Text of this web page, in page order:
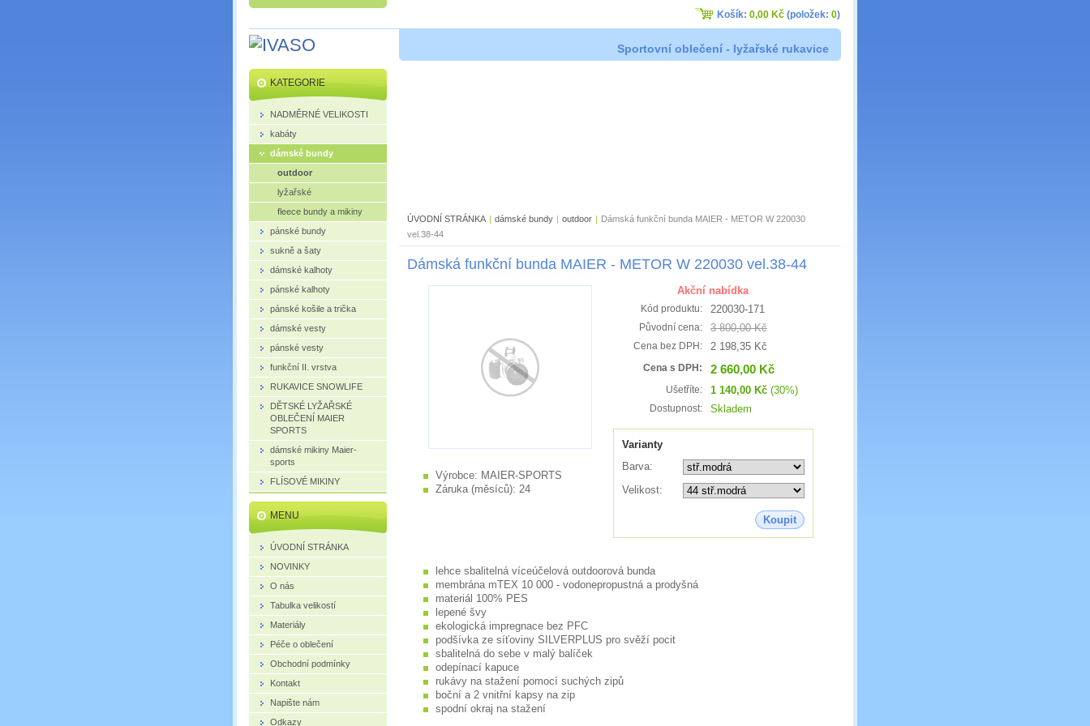
Sportovní oblečení - lyžařské rukavice
ÚVODNÍ STRÁNKA | dámské bundy | outdoor | Dámská funkční bunda MAIER - METOR W 220030
vel.38-44
Dámská funkční bunda MAIER - METOR W 220030 vel.38-44
Výrobce: MAIER-SPORTS
Záruka (měsíců): 24
Akční nabídka
Kód produktu: 220030-171
Původní cena: 3 800,00 Kč
Cena bez DPH: 2 198,35 Kč
Cena s DPH: 2 660,00 Kč
Ušetříte: 1 140,00 Kč (30%)
Dostupnost: Skladem
Varianty
Barva:
Velikost:
Koupit
lehce sbalitelná víceúčelová outdoorová bunda
membrána mTEX 10 000 - vodonepropustná a prodyšná
materiál 100% PES
lepené švy
ekologická impregnace bez PFC
podšívka ze síťoviny SILVERPLUS pro svěží pocit
sbalitelná do sebe v malý balíček
odepínací kapuce
rukávy na stažení pomocí suchých zipů
boční a 2 vnitřní kapsy na zip
spodní okraj na stažení
KATEGORIE
NADMĚRNÉ VELIKOSTI
kabáty
dámské bundy
outdoor
lyžařské
fleece bundy a mikiny
pánské bundy
sukně a šaty
dámské kalhoty
pánské kalhoty
pánské košile a trička
dámské vesty
pánské vesty
funkční II. vrstva
RUKAVICE SNOWLIFE
DĚTSKÉ LYŽAŘSKÉ
OBLEČENÍ MAIER
SPORTS
dámské mikiny Maier-
sports
FLÍSOVÉ MIKINY
MENU
ÚVODNÍ STRÁNKA
NOVINKY
O nás
Tabulka velikostí
Materiály
Péče o oblečení
Obchodní podmínky
Kontakt
Napište nám
Odkazy
Košík: 0,00 Kč (položek: 0)